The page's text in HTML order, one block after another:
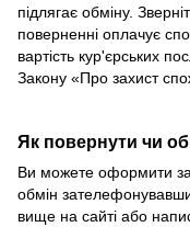
підлягає обміну.
поверненні оплачує
вартість кур'єрських
Закону «Про захист
Як повернути чи
Ви можете оформити
обмін
вище на сайті або